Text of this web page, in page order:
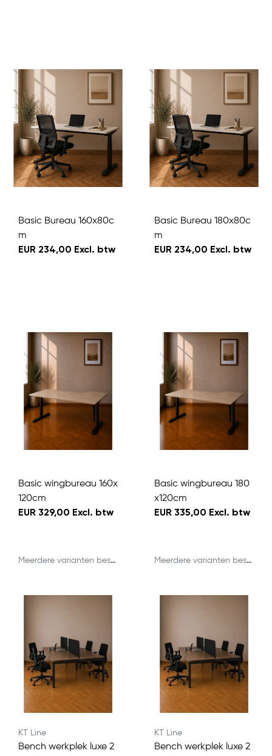
Basic Bureau 160x80c
m
EUR 234,00 Excl. btw
Basic Bureau 180x80c
m
EUR 234,00 Excl. btw
Basic wingbureau 160x
120cm
EUR 329,00 Excl. btw
Meerdere varianten beschikbaar
Basic wingbureau 180
x120cm
EUR 335,00 Excl. btw
Meerdere varianten beschikbaar
KT Line
Bench werkplek luxe 2
KT Line
Bench werkplek luxe 2